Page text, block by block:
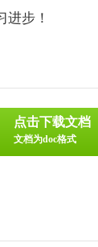
进步！
点击下载文档
文档为doc格式